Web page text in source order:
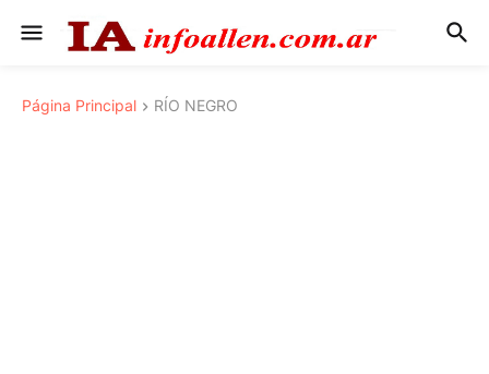
Página Principal RÍO NEGRO